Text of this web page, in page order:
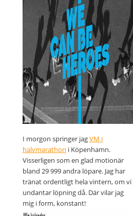
I morgon springer jagVM i
halvmarathon i Köpenhamn.
Visserligen som en glad motionär
bland 29 999 andra löpare. Jag har
tränat ordentligt hela vintern, om vi
undantar löpning då. Där vilar jag
mig i form, konstant!